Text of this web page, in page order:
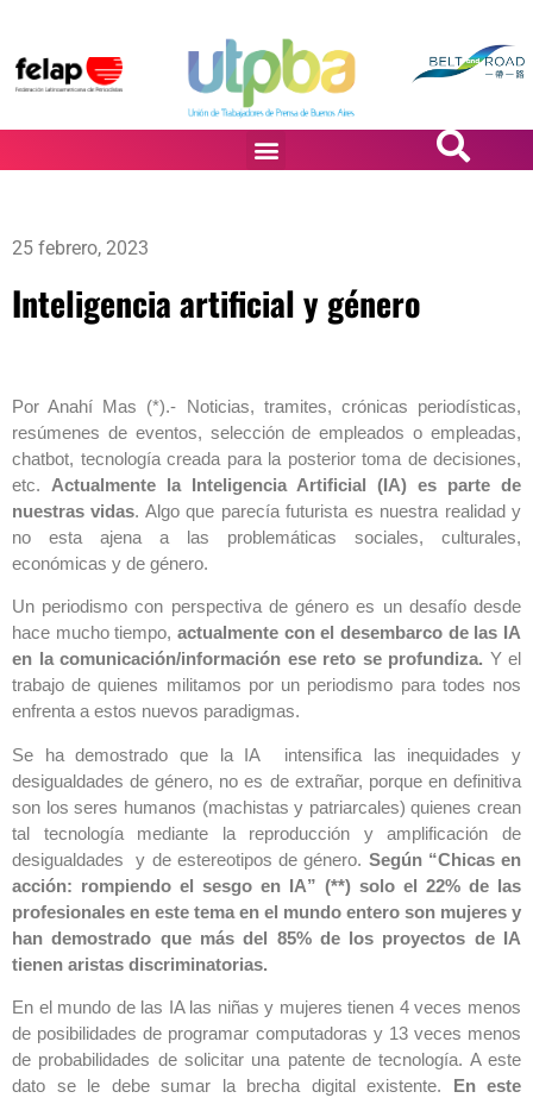
25 febrero, 2023
Inteligencia artificial y género
Por Anahí Mas (*).- Noticias, tramites, crónicas periodísticas,
resúmenes de eventos, selección de empleados o empleadas,
chatbot, tecnología creada para la posterior toma de decisiones,
etc. Actualmente la Inteligencia Artificial (IA) es parte de
nuestras vidas. Algo que parecía futurista es nuestra realidad y
no esta ajena a las problemáticas sociales, culturales,
económicas y de género.
Un periodismo con perspectiva de género es un desafío desde
hace mucho tiempo, actualmente con el desembarco de las IA
en la comunicación/información ese reto se profundiza. Y el
trabajo de quienes militamos por un periodismo para todes nos
enfrenta a estos nuevos paradigmas.
Se ha demostrado que la IA intensifica las inequidades y
desigualdades de género, no es de extrañar, porque en definitiva
son los seres humanos (machistas y patriarcales) quienes crean
tal tecnología mediante la reproducción y amplificación de
desigualdades y de estereotipos de género. Según “Chicas en
acción: rompiendo el sesgo en IA” (**) solo el 22% de las
profesionales en este tema en el mundo entero son mujeres y
han demostrado que más del 85% de los proyectos de IA
tienen aristas discriminatorias.
En el mundo de las IA las niñas y mujeres tienen 4 veces menos
de posibilidades de programar computadoras y 13 veces menos
de probabilidades de solicitar una patente de tecnología. A este
dato se le debe sumar la brecha digital existente. En este